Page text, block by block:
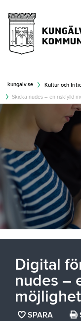
kungalv.se Kultur och
Skicka nudes – en riskfylld
Digital
nudes –
SPARA SPARA